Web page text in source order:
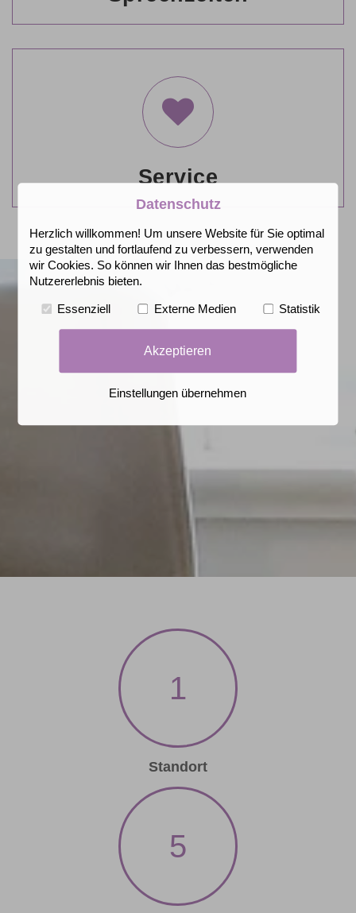
Service
Service
Im Servicebereich bieten wir Ihnen verschiedene
Serviceleistungen, um Sie optimal betreuen und
unterstützen zu können.
Mehr erfahren
1
Standort
5
Datenschutz
Herzlich willkommen! Um unsere Website für Sie optimal
zu gestalten und fortlaufend zu verbessern, verwenden
wir Cookies. So können wir Ihnen das bestmögliche
Nutzererlebnis bieten.
Essenziell Externe Medien Statistik
Akzeptieren
Einstellungen übernehmen